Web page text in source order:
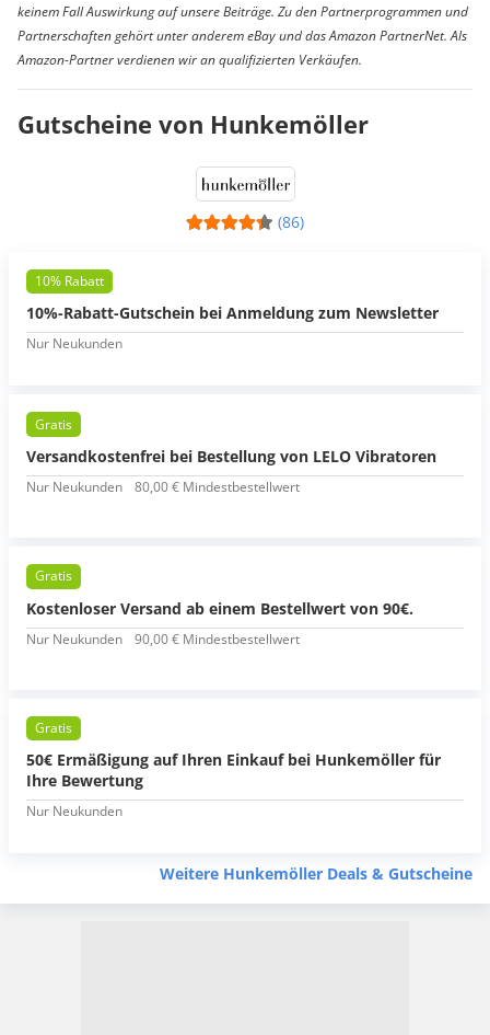
keinem Fall Auswirkung auf unsere Beiträge. Zu den Partnerprogrammen und
Partnerschaften gehört unter anderem eBay und das Amazon PartnerNet. Als
Amazon-Partner verdienen wir an qualifizierten Verkäufen.
Gutscheine von Hunkemöller
(86)
10% Rabatt
10%-Rabatt-Gutschein bei Anmeldung zum Newsletter
Nur Neukunden
Gratis
Versandkostenfrei bei Bestellung von LELO Vibratoren
Nur Neukunden 80,00 € Mindestbestellwert
Gratis
Kostenloser Versand ab einem Bestellwert von 90€.
Nur Neukunden 90,00 € Mindestbestellwert
Gratis
50€ Ermäßigung auf Ihren Einkauf bei Hunkemöller für
Ihre Bewertung
Nur Neukunden
Weitere Hunkemöller Deals & Gutscheine